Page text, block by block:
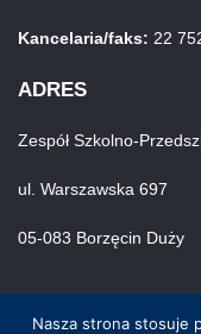
Kancelaria/faks: 22
ADRES
Zespół Szkolno-
ul. Warszawska 697
05-083 Borzęcin Duży
Nasza strona stosuje